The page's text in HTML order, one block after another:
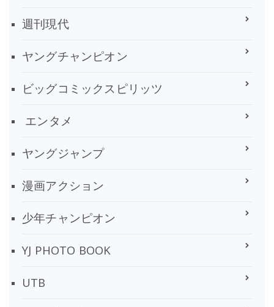
週刊現代
ヤングチャンピオン
ビッグコミックスピリッツ
エンタメ
ヤングジャンプ
漫画アクション
少年チャンピオン
YJ PHOTO BOOK
UTB